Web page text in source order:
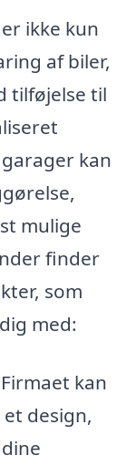
ikke kun
af biler,
tilføjelse til
kan
mulige
finder
som
med:
Firmaet kan
design,